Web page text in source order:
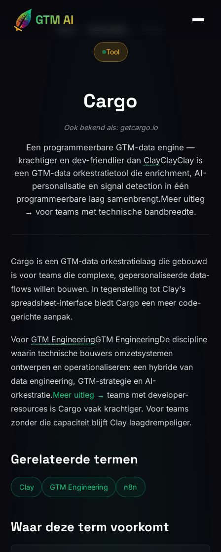
GTM AI
Tool
Cargo
Ook bekend als: getcargo.io
Een programmeerbare GTM-data engine —
krachtiger en dev-friendlier dan ClayClayClay is
een GTM-data orkestratietool die enrichment, AI-
personalisatie en signal detection in één
programmeerbare laag samenbrengt.Meer uitleg
→ voor teams met technische bandbreedte.
Cargo is een GTM-data orkestratielaag die gebouwd
is voor teams die complexe, gepersonaliseerde data-
flows willen bouwen. In tegenstelling tot Clay's
spreadsheet-interface biedt Cargo een meer code-
gerichte aanpak.
Voor GTM EngineeringGTM EngineeringDe discipline
waarin technische bouwers omzetsystemen
ontwerpen en operationaliseren: een hybride van
data engineering, GTM-strategie en AI-
orkestratie.Meer uitleg → teams met developer-
resources is Cargo vaak krachtiger. Voor teams
zonder die capaciteit blijft Clay laagdrempeliger.
Gerelateerde termen
Clay GTM Engineering n8n
Waar deze term voorkomt